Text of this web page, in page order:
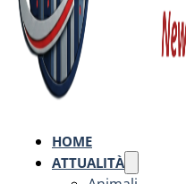
HOME
ATTUALITÀ